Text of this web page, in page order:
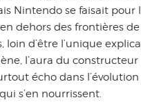
Nintendo se faisait pour
dehors des frontières de
loin d’être l’unique
l’aura du
écho dans
s’en nourrissent.